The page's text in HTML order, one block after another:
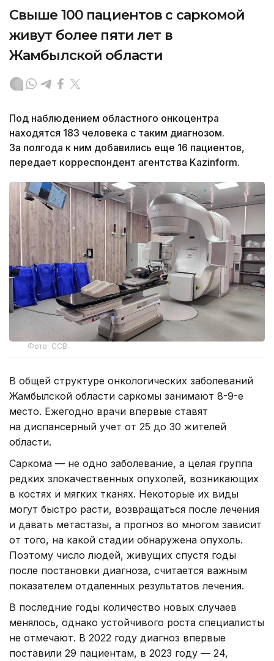
Свыше 100 пациентов с саркомой
живут более пяти лет в
Жамбылской области
Под наблюдением областного онкоцентра
находятся 183 человека с таким диагнозом.
За полгода к ним добавились еще 16 пациентов,
передает корреспондент агентства Kazinform.
Фото: ССВ
В общей структуре онкологических заболеваний
Жамбылской области саркомы занимают 8-9-е
место. Ежегодно врачи впервые ставят
на диспансерный учет от 25 до 30 жителей
области.
Саркома — не одно заболевание, а целая группа
редких злокачественных опухолей, возникающих
в костях и мягких тканях. Некоторые их виды
могут быстро расти, возвращаться после лечения
и давать метастазы, а прогноз во многом зависит
от того, на какой стадии обнаружена опухоль.
Поэтому число людей, живущих спустя годы
после постановки диагноза, считается важным
показателем отдаленных результатов лечения.
В последние годы количество новых случаев
менялось, однако устойчивого роста специалисты
не отмечают. В 2022 году диагноз впервые
поставили 29 пациентам, в 2023 году — 24,